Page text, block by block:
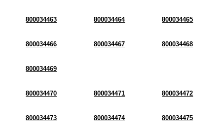
800034463 800034464 800034465
800034466 800034467 800034468
800034469
800034470 800034471 800034472
800034473 800034474 800034475